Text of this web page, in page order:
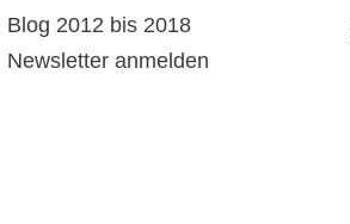
Blog 2012 bis 2018
Newsletter anmelden